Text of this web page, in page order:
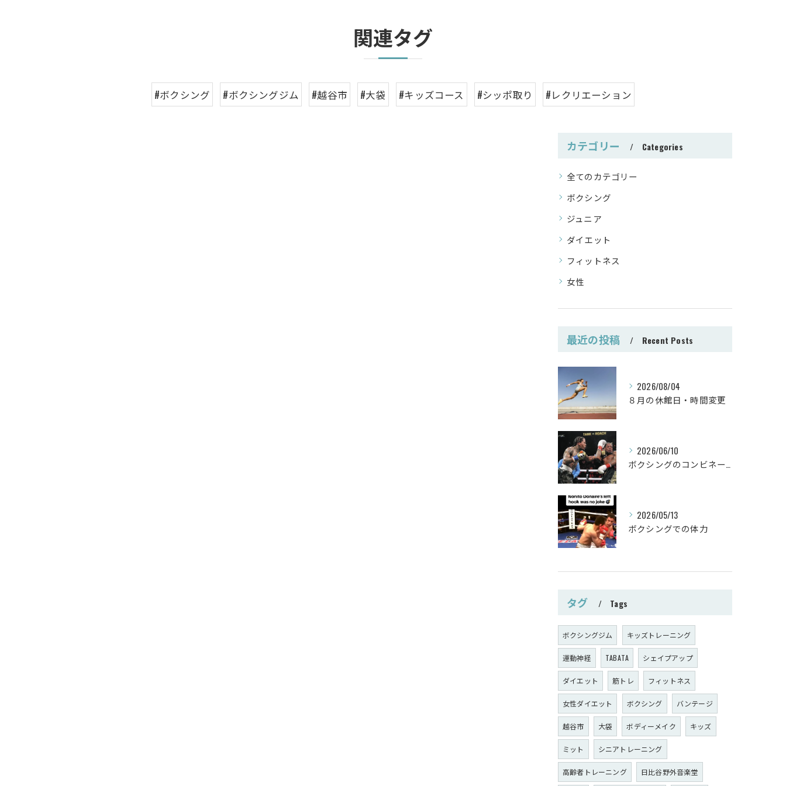
関連タグ
#ボクシング #ボクシングジム #越谷市 #大袋 #キッズコース #シッポ取り #レクリエーション
カテゴリー Categories
全てのカテゴリー
ボクシング
ジュニア
ダイエット
フィットネス
女性
最近の投稿 Recent Posts
2026/08/04
８月の休館日・時間変更
2026/06/10
ボクシングのコンビネーション
2026/05/13
ボクシングでの体力
タグ Tags
ボクシングジム キッズトレーニング
運動神経 TABATA シェイプアップ
ダイエット 筋トレ フィットネス
女性ダイエット ボクシング バンテージ
越谷市 大袋 ボディーメイク キッズ
ミット シニアトレーニング
高齢者トレーニング 日比谷野外音楽堂